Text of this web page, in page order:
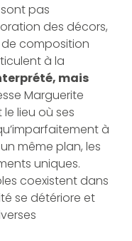
pas
des décors,
composition
à la
mais
Marguerite
lieu où ses
à
même plan, les
uniques.
coexistent dans
se détériore et